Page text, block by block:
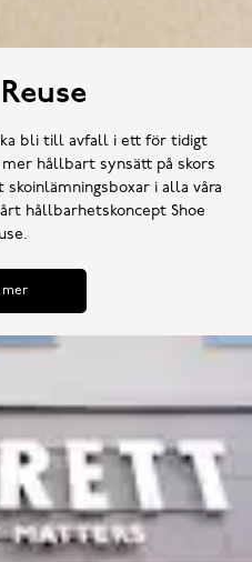
bli till avfall i ett för tidigt
hållbart synsätt på skors
skoinlämningsboxar i alla våra
hållbarhetskoncept Shoe
mer